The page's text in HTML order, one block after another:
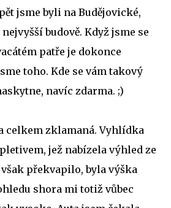
jsme byli na Budějovické,
budově. Když jsme se
patře je dokonce
toho. Kde se vám takový
navíc zdarma. ;)
celkem zklamaná. Vyhlídka
jež nabízela výhled ze
však překvapilo, byla výška
shora mi totiž vůbec